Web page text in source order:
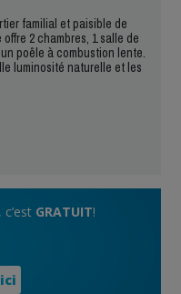
familial et paisible de
2 chambres, 1 salle de
poêle à combustion lente.
luminosité naturelle et les
GRATUIT!